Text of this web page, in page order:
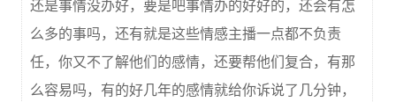
还是事情没办好，要是吧事情办的好好的，还会有怎
么多的事吗，还有就是这些情感主播一点都不负责
任，你又不了解他们的感情，还要帮他们复合，有那
么容易吗，有的好几年的感情就给你诉说了几分钟，